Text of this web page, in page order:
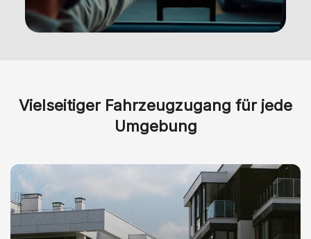
Vielseitiger Fahrzeugzugang für jede
Umgebung